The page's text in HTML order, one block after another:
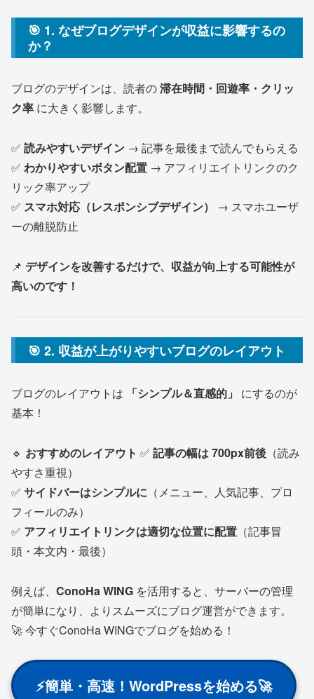
🎯 1. なぜブログデザインが収益に影響するの
か？
ブログのデザインは、読者の滞在時間・回遊率・クリッ
ク率 に大きく影響します。
✅ 読みやすいデザイン → 記事を最後まで読んでもらえる
✅ わかりやすいボタン配置 → アフィリエイトリンクのク
リック率アップ
✅ スマホ対応（レスポンシブデザイン）
→ スマホユーザ
ーの離脱防止
📌 デザインを改善するだけで、収益が向上する可能性が
高いのです！
🎯 2. 収益が上がりやすいブログのレイアウト
ブログのレイアウトは 「シンプル＆直感的」
にするのが
基本！
🔹 おすすめのレイアウト ✅ 記事の幅は 700px前後 （読み
やすさ重視）
✅ サイドバーはシンプルに （メニュー、人気記事、プロ
フィールのみ）
✅ アフィリエイトリンクは適切な位置に配置 （記事冒
頭・本文内・最後）
例えば、 ConoHa WING を活用すると、サーバーの管理
が簡単になり、よりスムーズにブログ運営ができます。
🚀 今すぐConoHa WINGでブログを始める！
⚡簡単・高速！WordPressを始める🚀